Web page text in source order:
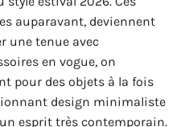
auparavant, deviennent
une tenue avec
en vogue, on
pour des objets à la fois
design minimaliste
esprit très contemporain.